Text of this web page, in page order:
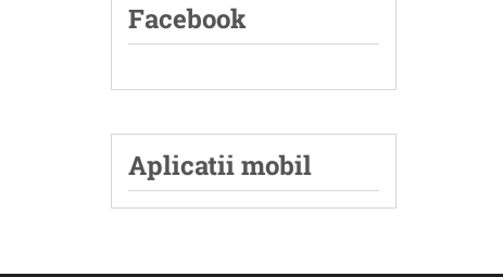
Facebook
Aplicatii mobil